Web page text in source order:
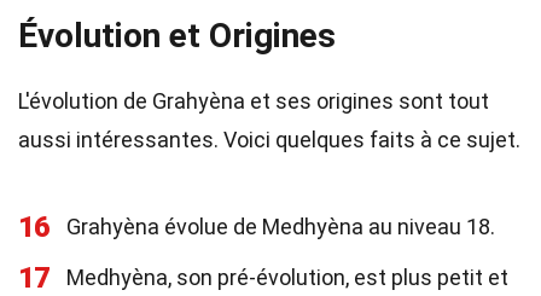
Évolution et Origines
L'évolution de Grahyèna et ses origines sont tout
aussi intéressantes. Voici quelques faits à ce sujet.
16 Grahyèna évolue de Medhyèna au niveau 18.
17
Medhyèna, son pré-évolution, est plus petit et